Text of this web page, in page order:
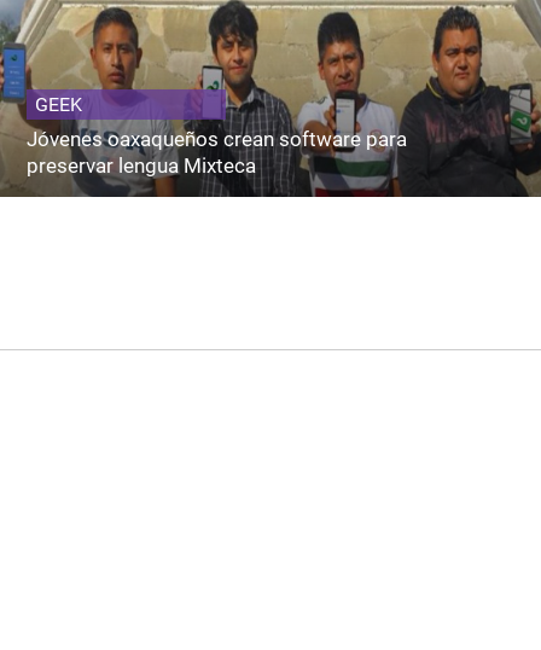
GEEK
Jóvenes oaxaqueños crean software para
preservar lengua Mixteca